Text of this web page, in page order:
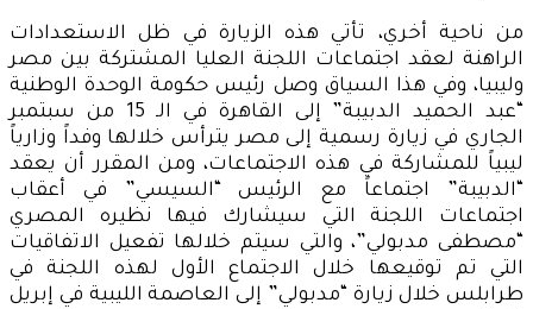
من ناحية أخري، تأتي هذه الزيارة في ظل الاستعدادات
الراهنة لعقد اجتماعات اللجنة العليا المشتركة بين مصر
وليبيا، وفي هذا السياق وصل رئيس حكومة الوحدة الوطنية
“عبد الحميد الدبيبة” إلى القاهرة في الـ 15 من سبتمبر
الجاري في زيارة رسمية إلى مصر يترأس خلالها وفداً وزارياً
ليبياً للمشاركة في هذه الاجتماعات، ومن المقرر أن يعقد
“الدبيبة” اجتماعاً مع الرئيس “السيسي” في أعقاب
اجتماعات اللجنة التي سيشارك فيها نظيره المصري
“مصطفى مدبولي”، والتي سيتم خلالها تفعيل الاتفاقيات
التي تم توقيعها خلال الاجتماع الأول لهذه اللجنة في
طرابلس خلال زيارة “مدبولي” إلى العاصمة الليبية في إبريل